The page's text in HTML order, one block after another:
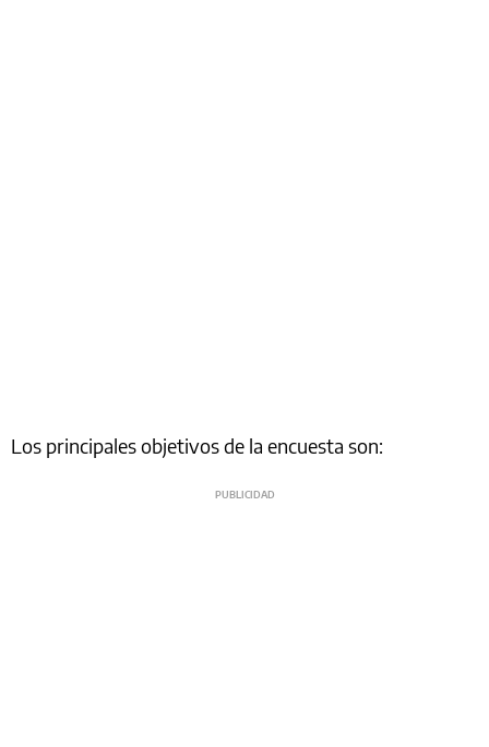
Los principales objetivos de la encuesta son: